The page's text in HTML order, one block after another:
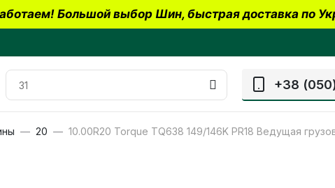
Большой выбор Шин, быстрая доставка по
+38
20 10.00R20 Torque TQ638 149/146K PR18 Ведущая